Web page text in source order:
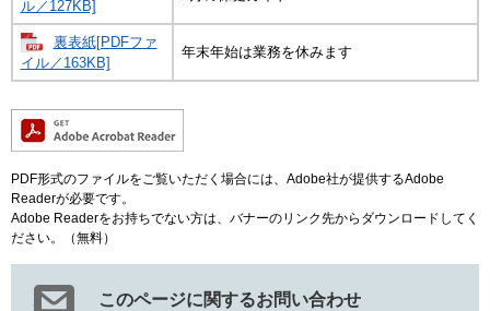
ル／127KB]
裏表紙[PDFファ
イル／163KB]
年末年始は業務を休みます
PDF形式のファイルをご覧いただく場合には、Adobe社が提供するAdobe
Readerが必要です。
Adobe Readerをお持ちでない方は、バナーのリンク先からダウンロードしてく
ださい。（無料）
このページに関するお問い合わせ